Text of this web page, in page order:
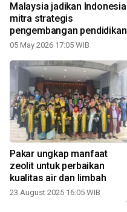
Malaysia jadikan Indonesia
mitra strategis
pengembangan pendidikan
05 May 2026 17:05 WIB
Pakar ungkap manfaat
zeolit untuk perbaikan
kualitas air dan limbah
23 August 2025 16:05 WIB